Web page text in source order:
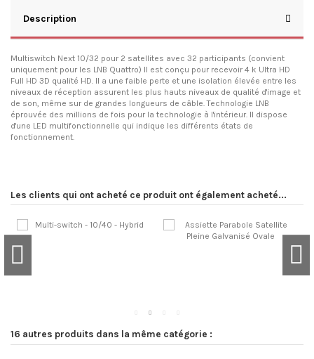
Description
Multiswitch Next 10/32 pour 2 satellites avec 32 participants (convient
uniquement pour les LNB Quattro) Il est conçu pour recevoir 4 k Ultra HD
Full HD 3D qualité HD. Il a une faible perte et une isolation élevée entre les
niveaux de réception assurent les plus hauts niveaux de qualité d'image et
de son, même sur de grandes longueurs de câble. Technologie LNB
éprouvée des millions de fois pour la technologie à l'intérieur. Il dispose
d'une LED multifonctionnelle qui indique les différents états de
fonctionnement.
Les clients qui ont acheté ce produit ont également acheté...
16 autres produits dans la même catégorie :